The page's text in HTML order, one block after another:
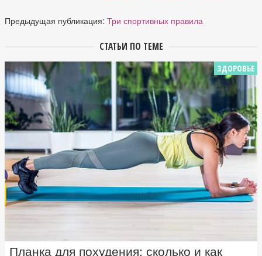
Предыдущая публикация: Три спортивных правила
СТАТЬИ ПО ТЕМЕ
ЗДОРОВЬЕ
Планка для похудения: сколько и как